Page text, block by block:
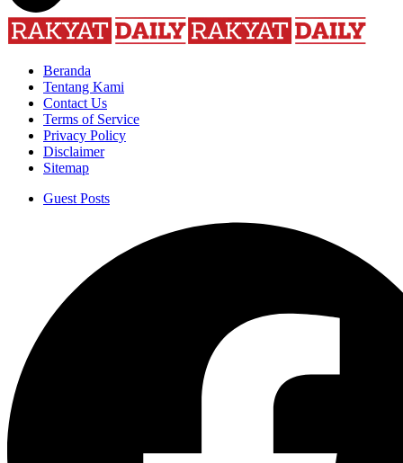
Beranda
Tentang Kami
Contact Us
Terms of Service
Privacy Policy
Disclaimer
Sitemap
Guest Posts